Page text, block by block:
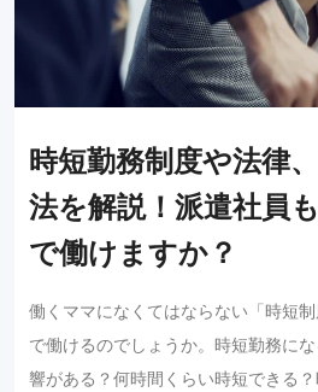
時短勤務制度や法律
法を解説！派遣社員
で働けますか？
働くママになくてはならない「時短
で働けるのでしょうか。時短勤務に
響がある？何時間くらい時短できる